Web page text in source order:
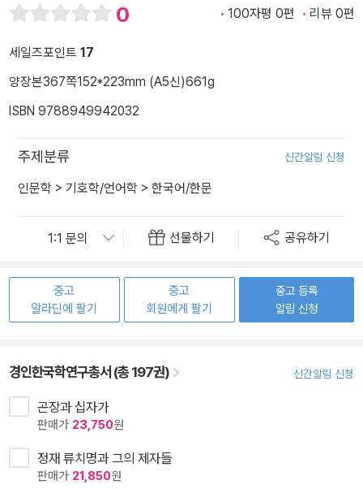
0 100자평 0편 리뷰 0편
세일즈포인트 17
양장본367쪽152*223mm (A5신)661g
ISBN 9788949942032
주제분류 신간알림 신청
인문학 > 기호학/언어학 > 한국어/한문
선물하기 공유하기
중고
알라딘에 팔기
중고
회원에게 팔기
중고 등록
알림 신청
경인한국학연구총서 (총 197권) 신간알림 신청
곤장과 십자가
판매가 23,750원
정재 류치명과 그의 제자들
판매가 21,850원